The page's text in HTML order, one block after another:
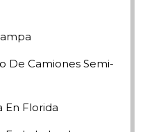
De Camiones Semi-
Florida